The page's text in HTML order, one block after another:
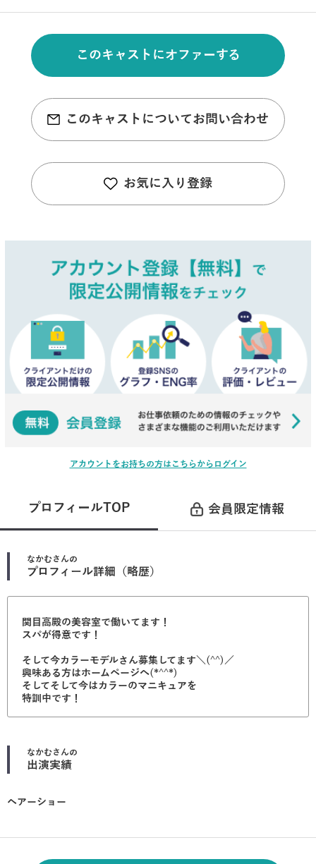
このキャストにオファーする
このキャストについてお問い合わせ
お気に入り登録
アカウントをお持ちの方はこちらからログイン
プロフィールTOP 会員限定情報
なかむさんの
プロフィール詳細（略歴）
関目高殿の美容室で働いてます！
スパが得意です！
そして今カラーモデルさん募集してます＼(^^)／
興味ある方はホームページへ(*^^*)
そしてそして今はカラーのマニキュアを
特訓中です！
なかむさんの
出演実績
ヘアーショー